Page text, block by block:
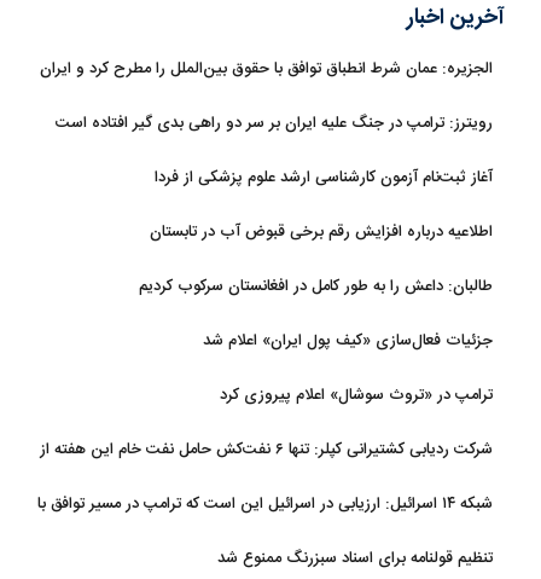
آخرین اخبار
الجزیره: عمان شرط انطباق توافق با حقوق بین‌الملل را مطرح کرد و ایران
رویترز: ترامپ در جنگ علیه ایران بر سر دو راهی بدی گیر افتاده است
آغاز ثبت‌نام‌ آزمون کارشناسی ارشد علوم پزشکی از فردا
اطلاعیه درباره افزایش رقم برخی قبوض آب در تابستان
طالبان: داعش را به طور کامل در افغانستان سرکوب کردیم
جزئیات فعال‌سازی «کیف پول ایران» اعلام شد
ترامپ در «تروث سوشال» اعلام پیروزی کرد
شرکت ردیابی کشتیرانی کپلر: تنها ۶ نفت‌کش حامل نفت خام این هفته از
شبکه ۱۴ اسرائیل: ارزیابی در اسرائیل این است که ترامپ در مسیر توافق با
تنظیم قولنامه برای اسناد سبزرنگ ممنوع شد